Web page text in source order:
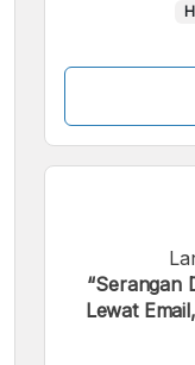
“Serangan
Lewat